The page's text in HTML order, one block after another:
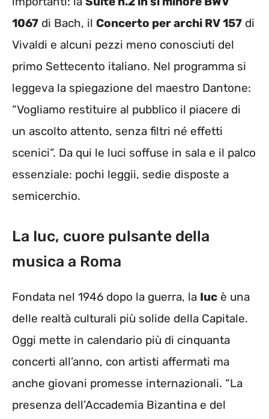
1067 di Bach, il Concerto per archi RV 157 di
Vivaldi e alcuni pezzi meno conosciuti del
primo Settecento italiano. Nel programma si
leggeva la spiegazione del maestro Dantone:
“Vogliamo restituire al pubblico il piacere di
un ascolto attento, senza filtri né effetti
scenici”. Da qui le luci soffuse in sala e il palco
essenziale: pochi leggii, sedie disposte a
semicerchio.
La Iuc, cuore pulsante della
musica a Roma
Fondata nel 1946 dopo la guerra, la Iuc è una
delle realtà culturali più solide della Capitale.
Oggi mette in calendario più di cinquanta
concerti all’anno, con artisti affermati ma
anche giovani promesse internazionali. “La
presenza dell’Accademia Bizantina e del